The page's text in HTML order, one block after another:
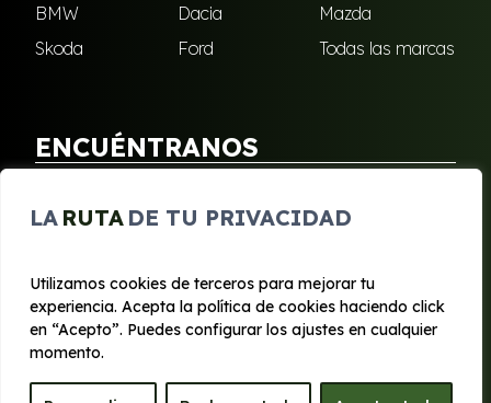
LA RUTA DE TU PRIVACIDAD
Utilizamos cookies de terceros para mejorar tu
experiencia. Acepta la política de cookies haciendo click
en “Acepto”. Puedes configurar los ajustes en cualquier
momento.
BMW
Dacia
Mazda
Skoda
Ford Todas las marcas
ENCUÉNTRANOS
Sangonera Verde
Santa Cruz
© 2020 - 2026 Segura Renting
Aviso legal y Privacidad